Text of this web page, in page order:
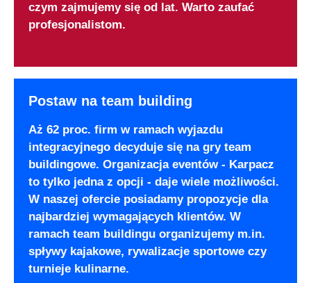
czym zajmujemy się od lat. Warto zaufać
profesjonalistom.
Postaw na team building
Aż 62 proc. firm w ramach wyjazdu
integracyjnego decyduje się na gry team
buildingowe. Organizacja eventów - Karpacz
to tylko jedna z opcji - daje wiele możliwości.
W naszej ofercie posiadamy propozycje dla
najbardziej wymagających klientów. W
ramach team buildingu organizujemy m.in.
spływy kajakowe, rywalizacje sportowe czy
turnieje kulinarne.